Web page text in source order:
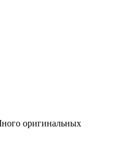
оригинальных